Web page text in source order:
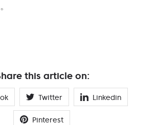
this article on:
Twitter Linkedin
Pinterest